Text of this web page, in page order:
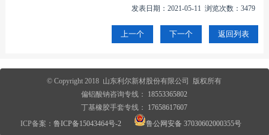
发表日期：2021-05-11 浏览次数：3479
上一个 下一个 返回列表
© Copyright 2018 山东利尔新材股份有限公司 版权所有
偏铝酸钠咨询专线： 18553365802
丁基橡胶手套专线： 17658617607
ICP备案： 鲁ICP备15043464号-2 鲁公网安备 37030602000355号